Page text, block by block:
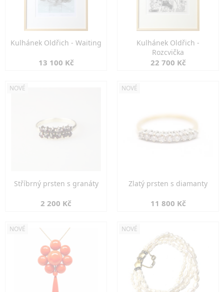
Kulhánek Oldřich - Waiting
13 100 Kč
Kulhánek Oldřich -
Rozcvička
22 700 Kč
NOVÉ
Stříbrný prsten s granáty
2 200 Kč
NOVÉ
Zlatý prsten s diamanty
11 800 Kč
NOVÉ NOVÉ